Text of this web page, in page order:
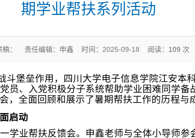
期学业帮扶系列活动
稿： 责任编辑：申鑫 时间：2025-09-18 阅读： 109 次
斗堡垒作用，四川大学电子信息学院江安本
员、入党积极分子系统帮助学业困难同学备
，全面回顾和展示了暑期帮扶工作的历程与
启动
学业帮扶反馈会。申鑫老师与全体小导师参